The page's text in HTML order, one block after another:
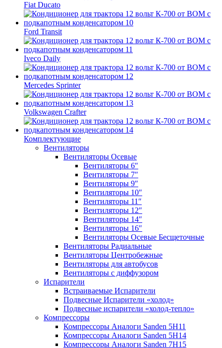
Fiat Ducato
Ford Transit
Iveco Daily
Mercedes Sprinter
Volkswagen Crafter
Комплектующие
Вентиляторы
Вентиляторы Осевые
Вентиляторы 6″
Вентиляторы 7″
Вентиляторы 9″
Вентиляторы 10″
Вентиляторы 11″
Вентиляторы 12″
Вентиляторы 14″
Вентиляторы 16″
Вентиляторы Осевые Бесщеточные
Вентиляторы Радиальные
Вентиляторы Центробежные
Вентиляторы для автобусов
Вентиляторы с диффузором
Испарители
Встраиваемые Испарители
Подвесные Испарители «холод»
Подвесные испарители «холод-тепло»
Компрессоры
Компрессоры Аналоги Sanden 5H11
Компрессоры Аналоги Sanden 5H14
Компрессоры Аналоги Sanden 7H15